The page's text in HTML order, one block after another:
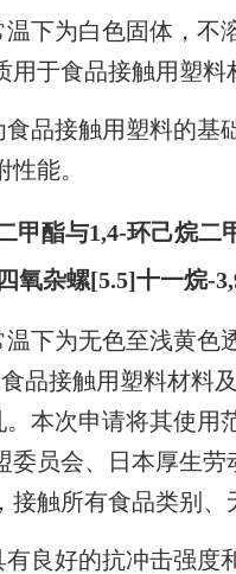
为白色固体，不
用于食品接触用塑料
接触用塑料的基
能。
甲酯与1,4-环己烷
氧杂螺[5.5]十一烷-
为无色至浅黄色
品接触用塑料材料
本次申请将其使用
委员会、日本厚生
接触所有食品类别
好的抗冲击强度